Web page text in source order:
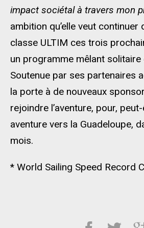
impact sociétal à travers mon
ambition qu’elle veut
classe ULTIM ces trois
un programme mêlant solitaire
Soutenue par ses partenaires
la porte à de nouveaux
rejoindre l’aventure, pour,
aventure vers la Guadeloupe,
mois.
* World Sailing Speed Record